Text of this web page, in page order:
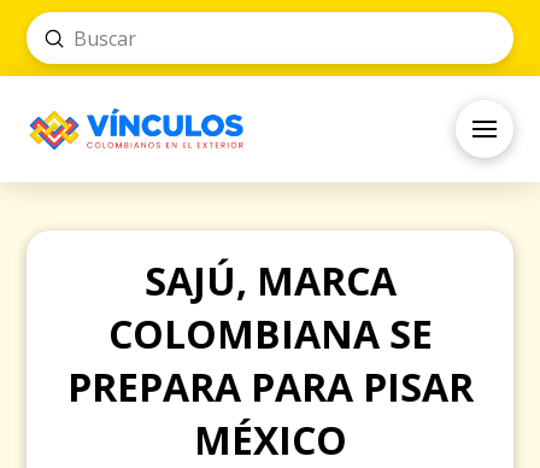
Search
Submit
SAJÚ, MARCA
COLOMBIANA SE
PREPARA PARA PISAR
MÉXICO